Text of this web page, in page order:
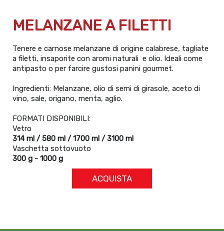
MELANZANE A FILETTI
Tenere e carnose melanzane di origine calabrese, tagliate
a filetti, insaporite con aromi naturali e olio. Ideali come
antipasto o per farcire gustosi panini gourmet.
Ingredienti: Melanzane, olio di semi di girasole, aceto di
vino, sale, origano, menta, aglio.
FORMATI DISPONIBILI:
Vetro
314 ml / 580 ml / 1700 ml / 3100 ml
Vaschetta sottovuoto
300 g - 1000 g
ACQUISTA